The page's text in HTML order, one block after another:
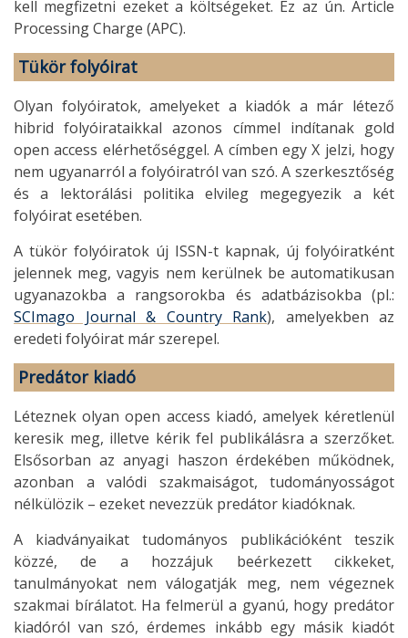
kell megfizetni ezeket a költségeket. Ez az ún. Article
Processing Charge (APC).
Tükör folyóirat
Olyan folyóiratok, amelyeket a kiadók a már létező
hibrid folyóirataikkal azonos címmel indítanak gold
open access elérhetőséggel. A címben egy X jelzi, hogy
nem ugyanarról a folyóiratról van szó. A szerkesztőség
és a lektorálási politika elvileg megegyezik a két
folyóirat esetében.
A tükör folyóiratok új ISSN-t kapnak, új folyóiratként
jelennek meg, vagyis nem kerülnek be automatikusan
ugyanazokba a rangsorokba és adatbázisokba (pl.:
SCImago Journal & Country Rank), amelyekben az
eredeti folyóirat már szerepel.
Predátor kiadó
Léteznek olyan open access kiadó, amelyek kéretlenül
keresik meg, illetve kérik fel publikálásra a szerzőket.
Elsősorban az anyagi haszon érdekében működnek,
azonban a valódi szakmaiságot, tudományosságot
nélkülözik – ezeket nevezzük predátor kiadóknak.
A kiadványaikat tudományos publikációként teszik
közzé, de a hozzájuk beérkezett cikkeket,
tanulmányokat nem válogatják meg, nem végeznek
szakmai bírálatot. Ha felmerül a gyanú, hogy predátor
kiadóról van szó, érdemes inkább egy másik kiadót